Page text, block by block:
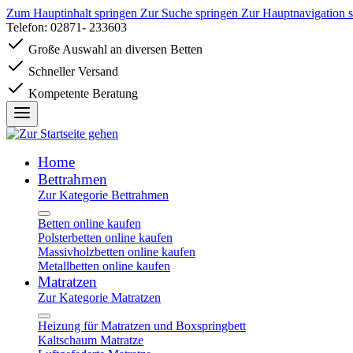
Zum Hauptinhalt springen Zur Suche springen Zur Hauptnavigation
Telefon: 02871- 233603
Große Auswahl an diversen Betten
Schneller Versand
Kompetente Beratung
Home
Bettrahmen
Zur Kategorie Bettrahmen
Betten online kaufen
Polsterbetten online kaufen
Massivholzbetten online kaufen
Metallbetten online kaufen
Matratzen
Zur Kategorie Matratzen
Heizung für Matratzen und Boxspringbett
Kaltschaum Matratze